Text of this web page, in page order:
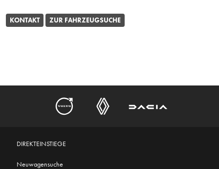
KONTAKT ZUR FAHRZEUGSUCHE
DIREKTEINSTIEGE
Neuwagensuche